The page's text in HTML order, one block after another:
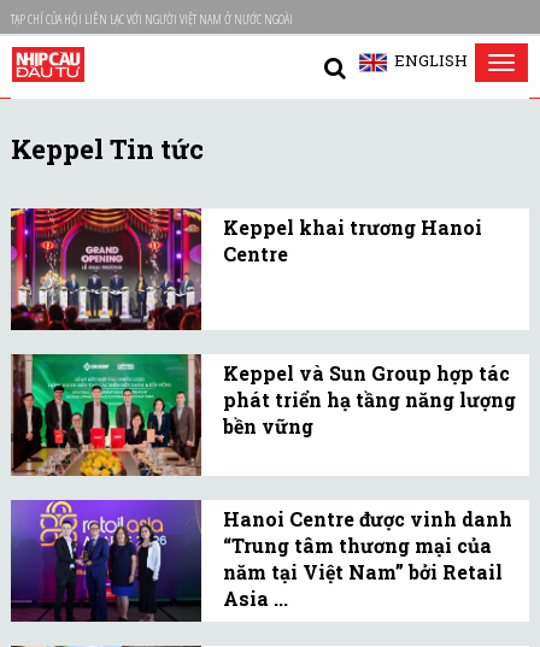
TẠP CHÍ CỦA HỘI LIÊN LẠC VỚI NGƯỜI VIỆT NAM Ở NƯỚC NGOÀI
ENGLISH
Keppel Tin tức
Keppel khai trương Hanoi
Centre
đầu tiên tại Hà Nội do
Keppel quản lý và vận
hành.
Keppel và Sun Group hợp tác
phát triển hạ tầng năng lượng
bền vững
nhằm thiết lập quan hệ
hợp tác chiến lược thúc
đẩy triển khai hạ tầng
bền vững.
Hanoi Centre được vinh danh
“Trung tâm thương mại của
năm tại Việt Nam” bởi Retail
Asia ...
Trung tâm thương mại